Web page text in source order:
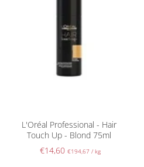
L'Oréal Professional - Hair
Touch Up - Blond 75ml
€14,60 €194,67 / kg